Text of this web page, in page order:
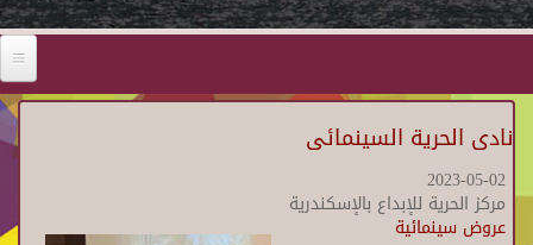
نادى الحرية السينمائى
2023-05-02
مركز الحرية للإبداع بالإسكندرية
عروض سينمائية